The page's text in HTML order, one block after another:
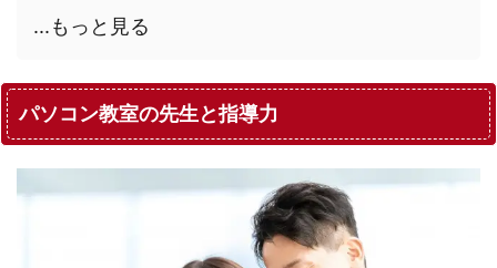
...もっと見る
パソコン教室の先生と指導力